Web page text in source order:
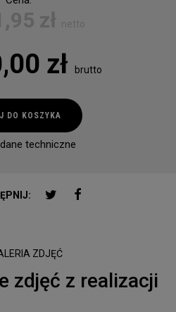
zł netto
zł brutto
DO KOSZYKA
techniczne
TWITTER
ZDJĘĆ
zdjęć z realizacji